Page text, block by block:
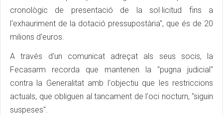
cronològic de presentació de la sol·licitud fins a
l'exhauriment de la dotació pressupostària", que és de 20
milions d'euros.
A través d'un comunicat adreçat als seus socis, la
Fecasarm recorda que mantenen la "pugna judicial"
contra la Generalitat amb l'objectiu que les restriccions
actuals, que obliguen al tancament de l'oci nocturn, "siguin
suspeses".